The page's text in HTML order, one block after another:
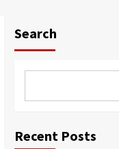
Search
Recent Posts